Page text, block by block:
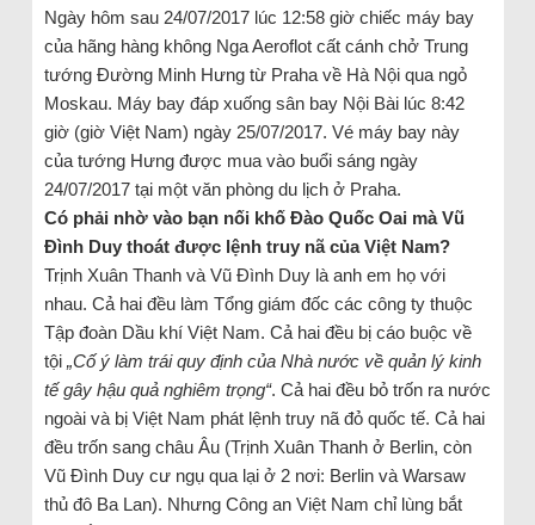
Ngày hôm sau 24/07/2017 lúc 12:58 giờ chiếc máy bay
của hãng hàng không Nga Aeroflot cất cánh chở Trung
tướng Đường Minh Hưng từ Praha về Hà Nội qua ngỏ
Moskau. Máy bay đáp xuống sân bay Nội Bài lúc 8:42
giờ (giờ Việt Nam) ngày 25/07/2017. Vé máy bay này
của tướng Hưng được mua vào buổi sáng ngày
24/07/2017 tại một văn phòng du lịch ở Praha.
Có phải nhờ vào bạn nối khố Đào Quốc Oai mà Vũ
Đình Duy thoát được lệnh truy nã của Việt Nam?
Trịnh Xuân Thanh và Vũ Đình Duy là anh em họ với
nhau. Cả hai đều làm Tổng giám đốc các công ty thuộc
Tập đoàn Dầu khí Việt Nam. Cả hai đều bị cáo buộc về
tội „Cố ý làm trái quy định của Nhà nước về quản lý kinh
tế gây hậu quả nghiêm trọng“. Cả hai đều bỏ trốn ra nước
ngoài và bị Việt Nam phát lệnh truy nã đỏ quốc tế. Cả hai
đều trốn sang châu Âu (Trịnh Xuân Thanh ở Berlin, còn
Vũ Đình Duy cư ngụ qua lại ở 2 nơi: Berlin và Warsaw
thủ đô Ba Lan). Nhưng Công an Việt Nam chỉ lùng bắt